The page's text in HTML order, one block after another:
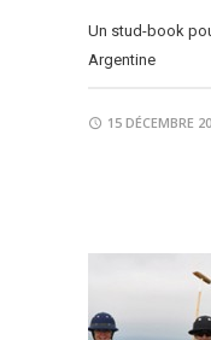
Un stud-book
Argentine
15 DÉCEMBRE